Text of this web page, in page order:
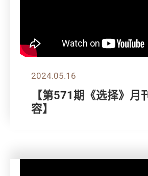
2024.05.16
【第571期《选择》月
容】